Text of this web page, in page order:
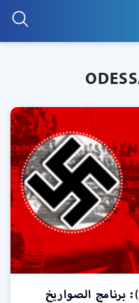
نازيون بين القاهرة وتل أبيب (2): برنامج الصواريخ